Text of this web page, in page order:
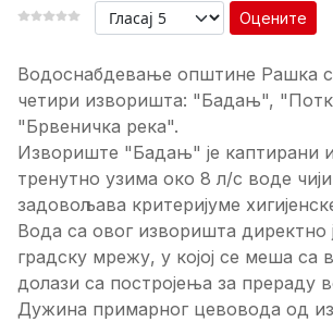
Оцените
Водоснабдевање општине Рашка
четири изворишта: "Бадањ",
"Брвеничка река".
Извориште "Бадањ" је каптирани
тренутно узима око 8 л/с воде
задовољава критеријуме
Вода са овог изворишта директно
градску мрежу, у којој се меша са
долази са постројења за прераду
Дужина примарног цевовода од